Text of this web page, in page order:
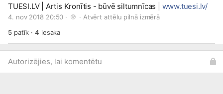
TUESI.LV| Artis Kronītis - būvē siltumnīcas | www.tuesi.lv/
4. nov 2018 20:50 · · Atvērt attēlu pilnā izmērā
5patīk ·4 iesaka
Autorizējies, lai komentētu